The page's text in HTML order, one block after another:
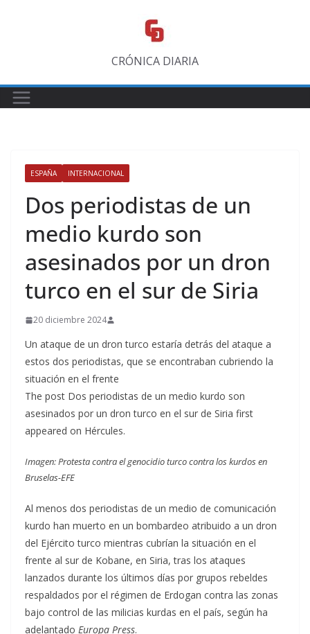
CRÓNICA DIARIA
ESPAÑA INTERNACIONAL
Dos periodistas de un
medio kurdo son
asesinados por un dron
turco en el sur de Siria
20 diciembre 2024
Un ataque de un dron turco estaría detrás del ataque a
estos dos periodistas, que se encontraban cubriendo la
situación en el frente
The post Dos periodistas de un medio kurdo son
asesinados por un dron turco en el sur de Siria first
appeared on Hércules.
Imagen: Protesta contra el genocidio turco contra los kurdos en
Bruselas-EFE
Al menos dos periodistas de un medio de comunicación
kurdo han muerto en un bombardeo atribuido a un dron
del Ejército turco mientras cubrían la situación en el
frente al sur de Kobane, en Siria, tras los ataques
lanzados durante los últimos días por grupos rebeldes
respaldados por el régimen de Erdogan contra las zonas
bajo control de las milicias kurdas en el país, según ha
adelantado Europa Press.